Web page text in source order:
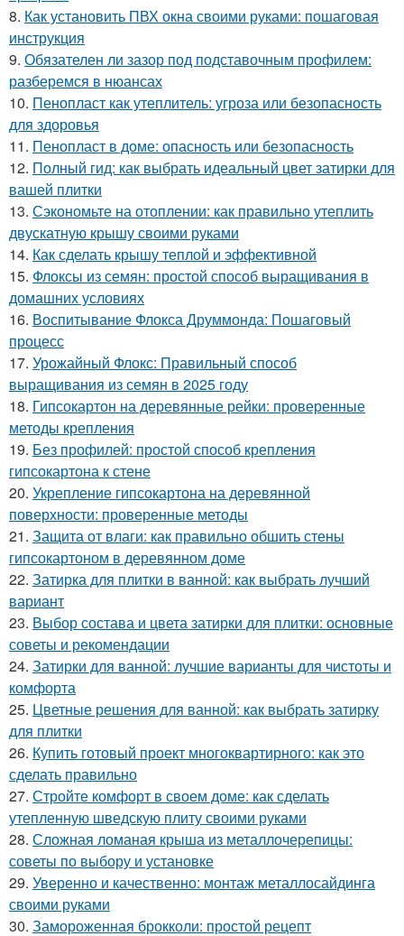
8. Как установить ПВХ окна своими руками: пошаговая
инструкция
9. Обязателен ли зазор под подставочным профилем:
разберемся в нюансах
10. Пенопласт как утеплитель: угроза или безопасность
для здоровья
11. Пенопласт в доме: опасность или безопасность
12. Полный гид: как выбрать идеальный цвет затирки для
вашей плитки
13. Сэкономьте на отоплении: как правильно утеплить
двускатную крышу своими руками
14. Как сделать крышу теплой и эффективной
15. Флоксы из семян: простой способ выращивания в
домашних условиях
16. Воспитывание Флокса Друммонда: Пошаговый
процесс
17. Урожайный Флокс: Правильный способ
выращивания из семян в 2025 году
18. Гипсокартон на деревянные рейки: проверенные
методы крепления
19. Без профилей: простой способ крепления
гипсокартона к стене
20. Укрепление гипсокартона на деревянной
поверхности: проверенные методы
21. Защита от влаги: как правильно обшить стены
гипсокартоном в деревянном доме
22. Затирка для плитки в ванной: как выбрать лучший
вариант
23. Выбор состава и цвета затирки для плитки: основные
советы и рекомендации
24. Затирки для ванной: лучшие варианты для чистоты и
комфорта
25. Цветные решения для ванной: как выбрать затирку
для плитки
26. Купить готовый проект многоквартирного: как это
сделать правильно
27. Стройте комфорт в своем доме: как сделать
утепленную шведскую плиту своими руками
28. Сложная ломаная крыша из металлочерепицы:
советы по выбору и установке
29. Уверенно и качественно: монтаж металлосайдинга
своими руками
30. Замороженная брокколи: простой рецепт